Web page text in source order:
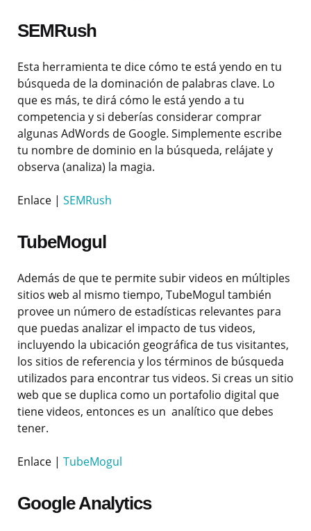
SEMRush
Esta herramienta te dice cómo te está yendo en tu
búsqueda de la dominación de palabras clave. Lo
que es más, te dirá cómo le está yendo a tu
competencia y si deberías considerar comprar
algunas AdWords de Google. Simplemente escribe
tu nombre de dominio en la búsqueda, relájate y
observa (analiza) la magia.
Enlace | SEMRush
TubeMogul
Además de que te permite subir videos en múltiples
sitios web al mismo tiempo, TubeMogul también
provee un número de estadísticas relevantes para
que puedas analizar el impacto de tus videos,
incluyendo la ubicación geográfica de tus visitantes,
los sitios de referencia y los términos de búsqueda
utilizados para encontrar tus videos. Si creas un sitio
web que se duplica como un portafolio digital que
tiene videos, entonces es un analítico que debes
tener.
Enlace | TubeMogul
Google Analytics